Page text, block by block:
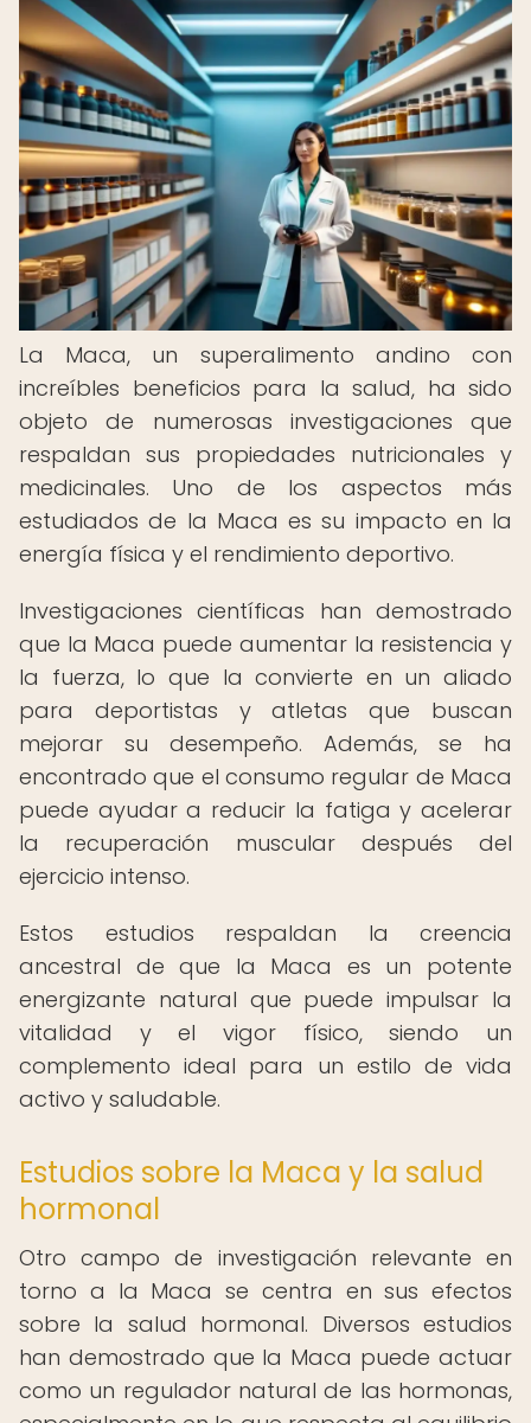
La Maca, un superalimento andino con
increíbles beneficios para la salud, ha sido
objeto de numerosas investigaciones que
respaldan sus propiedades nutricionales y
medicinales. Uno de los aspectos más
estudiados de la Maca es su impacto en la
energía física y el rendimiento deportivo.
Investigaciones científicas han demostrado
que la Maca puede aumentar la resistencia y
la fuerza, lo que la convierte en un aliado
para deportistas y atletas que buscan
mejorar su desempeño. Además, se ha
encontrado que el consumo regular de Maca
puede ayudar a reducir la fatiga y acelerar
la recuperación muscular después del
ejercicio intenso.
Estos estudios respaldan la creencia
ancestral de que la Maca es un potente
energizante natural que puede impulsar la
vitalidad y el vigor físico, siendo un
complemento ideal para un estilo de vida
activo y saludable.
Estudios sobre la Maca y la salud
hormonal
Otro campo de investigación relevante en
torno a la Maca se centra en sus efectos
sobre la salud hormonal. Diversos estudios
han demostrado que la Maca puede actuar
como un regulador natural de las hormonas,